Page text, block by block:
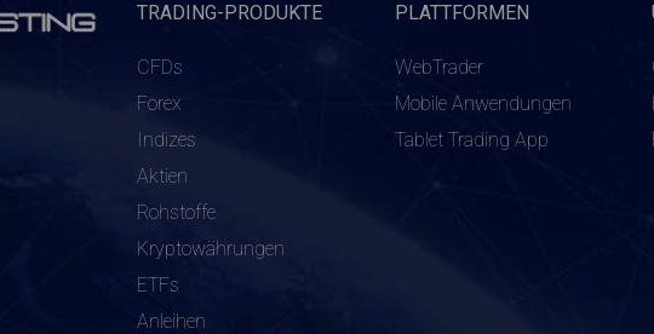
TRADING-PRODUKTE
CFDs
Forex
Indizes
Aktien
Rohstoffe
Kryptowährungen
ETFs
Anleihen
PLATTFORMEN
WebTrader
Mobile Anwendungen
Tablet Trading App